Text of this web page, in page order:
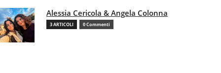
Alessia Cericola & Angela Colonna
3 ARTICOLI 0 Commenti